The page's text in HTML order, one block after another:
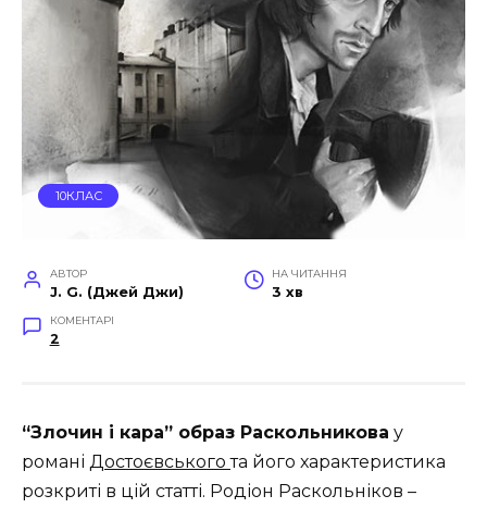
10КЛАС
АВТОР
J. G. (Джей Джи)
НА ЧИТАННЯ
3 хв
КОМЕНТАРІ
2
“Злочин і кара” образ Раскольникова у
романі Достоєвськогота його характеристика
розкриті в цій статті. Родіон Раскольніков –